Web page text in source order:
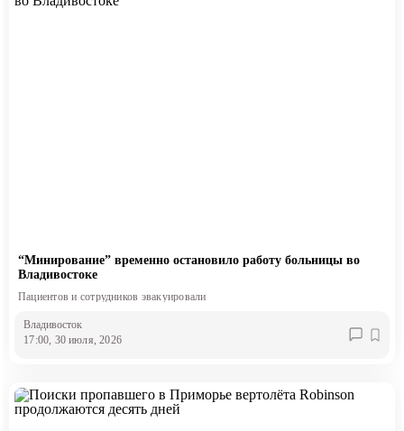
“Минирование” временно остановило работу больницы во
Владивостоке
Пациентов и сотрудников эвакуировали
Владивосток
17:00, 30 июля, 2026